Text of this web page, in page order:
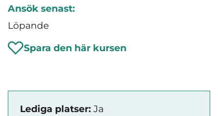
Ansök senast:
Löpande
Spara den här kursen
Lediga platser: Ja